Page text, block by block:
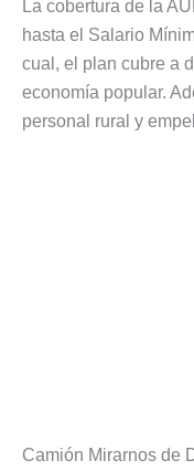
La cobertura de la
hasta el Salario
cual, el plan cubre a
economía popular.
personal rural y
Camión Mirarnos de